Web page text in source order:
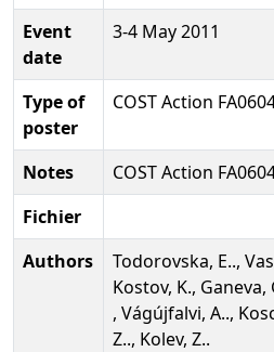
Event
date
3-4 May 2011
Type of
poster
COST Action
Notes
COST Action
Fichier
Authors
Todorovska, E..,
Kostov, K., Ganeva,
, Vágújfalvi, A..,
Z.., Kolev, Z..